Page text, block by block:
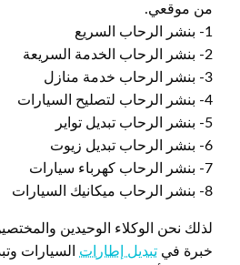
من موقعي.
1- بنشر الرحاب السريع
2- بنشر الرحاب الخدمة السريعة
3- بنشر الرحاب خدمة منازل
4- بنشر الرحاب لتصليح السيارات
5- بنشر الرحاب تبديل تواير
6- بنشر الرحاب تبديل زيوت
7- بنشر الرحاب كهرباء سيارات
8- بنشر الرحاب ميكانيك السيارات
لذلك نحن الوكلاء الوحيدين
خبرة في تبديل إطارات السيارات